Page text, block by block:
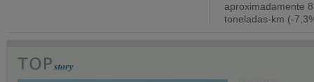
aproximadamente
toneladas-km (-